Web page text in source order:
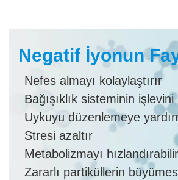
Negatif İyonun
Nefes almayı kolaylaştırır
Bağışıklık sisteminin işlevini
Uykuyu düzenlemeye
Stresi azaltır
Metabolizmayı hızlandırabilir
Zararlı partiküllerin